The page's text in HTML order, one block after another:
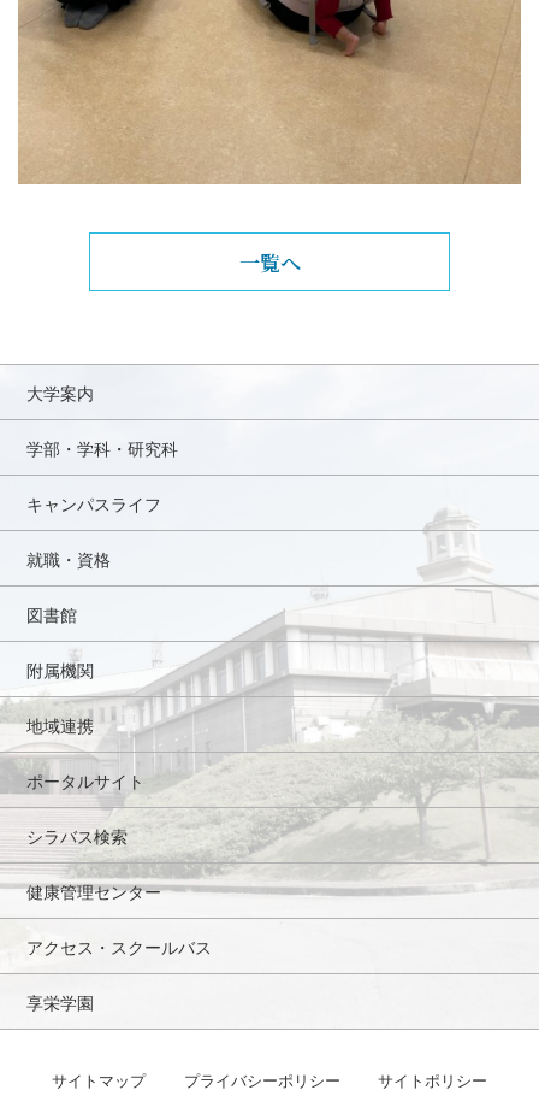
一覧へ
大学案内
学部・学科・研究科
キャンパスライフ
就職・資格
図書館
附属機関
地域連携
ポータルサイト
シラバス検索
健康管理センター
アクセス・スクールバス
享栄学園
サイトマップ プライバシーポリシー サイトポリシー